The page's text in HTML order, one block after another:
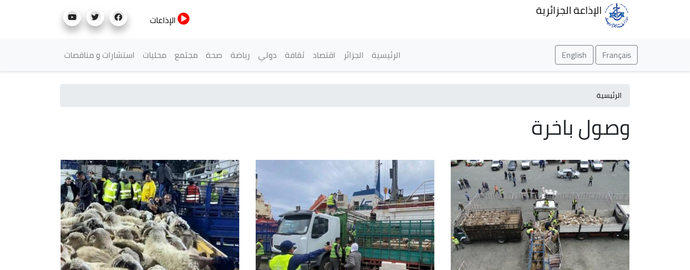
الإذاعة الجزائرية
الإذاعات
Français
English القائمة الرئيسية
الرئيسية الجزائر اقتصاد ثقافة دولي رياضة صحة مجتمع محليات استشارات و مناقصات
الرئيسية
وصول باخرة